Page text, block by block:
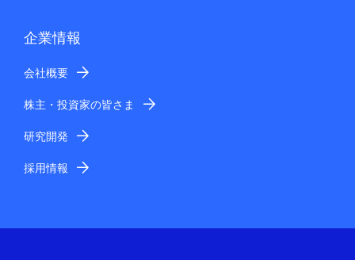
企業情報
会社概要
株主・投資家の皆さま
研究開発
採用情報